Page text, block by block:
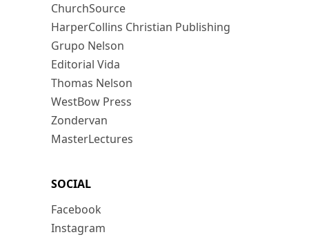
ChurchSource
HarperCollins Christian Publishing
Grupo Nelson
Editorial Vida
Thomas Nelson
WestBow Press
Zondervan
MasterLectures
SOCIAL
Facebook
Instagram